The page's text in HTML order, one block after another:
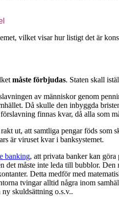
vilket visar hur listigt det är
måste förbjudas. Staten skall
av människor genom
Då skulle den inbyggda
finnas kvar, då alla som
ut, att samtliga pengar föds
är viruset kvar i banksystemet.
banking, att privata banker kan
måste inte leda till bubblor.
Detta medför med
tvingar alltid några inom
skuldsättning o.s.v..